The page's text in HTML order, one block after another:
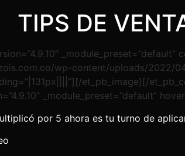
TIPS DE
_module_preset=”default”
wp-content/uploads/2022/
et_pb_image][/
_module_preset=”default”
por 5 ahora es tu turno de